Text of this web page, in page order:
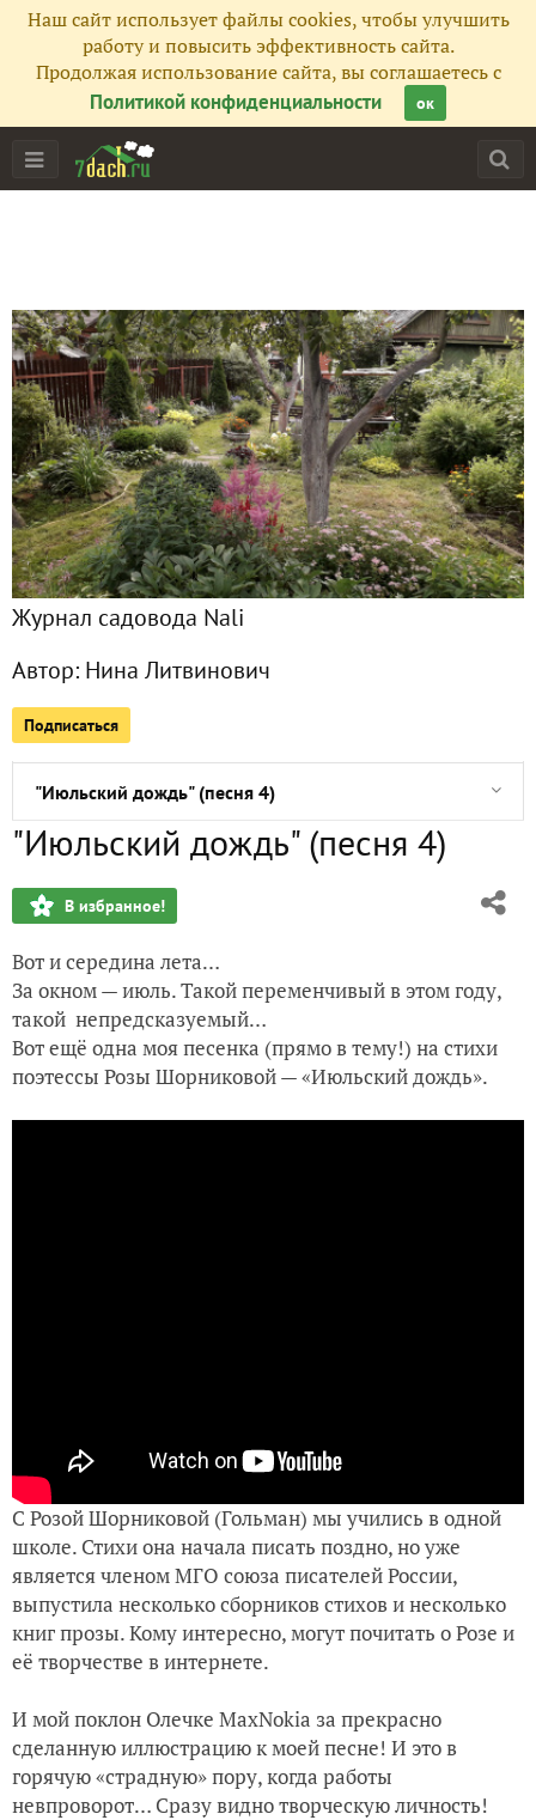
Наш сайт использует файлы cookies, чтобы улучшить
работу и повысить эффективность сайта.
Продолжая использование сайта, вы соглашаетесь с
Политикой конфиденциальности
ок
Журнал садовода Nali
Автор: Нина Литвинович
Подписаться
Главная
Фото 677
Сейчас обсуждают
Всё та же хризантема. И снова сюрприз
Сентябрьские краски моего сада
"Осень в Балашихе" (песня 6)
"Я брожу в облаках" (песня 5). Творческий вечер Розы
Приз от Seedspost.ru получен!
"Июльский дождь" (песня 4)
Белый клевер или лапчатка? Продолжение о газончике из
Странное поведение пчелы
Приз от агрохолдинга "Поиск" получен!
"Сойду я с поезда..." (песня 3)
"Бережки да мостики" (песня 2)
"Июльский дождь" (песня 4)
В избранное!
Вот и середина лета…
За окном — июль. Такой переменчивый в этом году,
такой непредсказуемый…
Вот ещё одна моя песенка (прямо в тему!) на стихи
поэтессы Розы Шорниковой — «Июльский дождь».
С Розой Шорниковой (Гольман) мы учились в одной
школе. Стихи она начала писать поздно, но уже
является членом МГО союза писателей России,
выпустила несколько сборников стихов и несколько
книг прозы. Кому интересно, могут почитать о Розе и
её творчестве в интернете.
И мой поклон Олечке MaxNokia за прекрасно
сделанную иллюстрацию к моей песне! И это в
горячую «страдную» пору, когда работы
невпроворот… Сразу видно творческую личность!